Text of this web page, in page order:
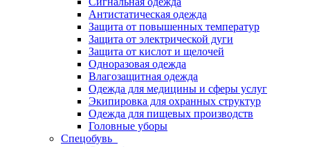
Антистатическая одежда
Защита от повышенных температур
Защита от электрической дуги
Защита от кислот и щелочей
Одноразовая одежда
Влагозащитная одежда
Одежда для медицины и сферы услуг
Экипировка для охранных структур
Одежда для пищевых производств
Головные уборы
Спецобувь